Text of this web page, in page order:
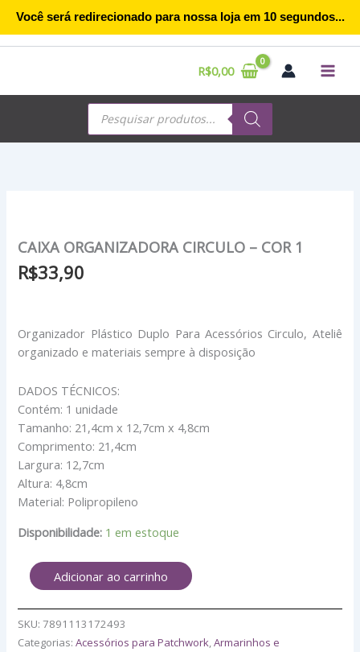
o
R$0,00
Pesquisar
produtos
CAIXA ORGANIZADORA CIRCULO – COR 1
R$33,90
Organizador Plástico Duplo Para Acessórios Circulo, Ateliê
organizado e materiais sempre à disposição
DADOS TÉCNICOS:
Contém: 1 unidade
Tamanho: 21,4cm x 12,7cm x 4,8cm
Comprimento: 21,4cm
Largura: 12,7cm
Altura: 4,8cm
Material: Polipropileno
Disponibilidade: 1 em estoque
Adicionar ao carrinho
SKU:7891113172493
Categorias:Acessórios para Patchwork,Armarinhos e
Você será redirecionado para nossa loja em 10segundos...